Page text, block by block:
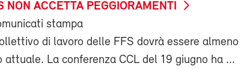
NON ACCETTA PEGGIORAMENTI
stampa
di lavoro delle FFS dovrà essere almeno
La conferenza CCL del 19 giugno ha ...